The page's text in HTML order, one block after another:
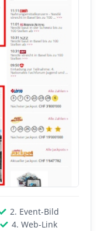
2. Event-Bild
4. Web-Link